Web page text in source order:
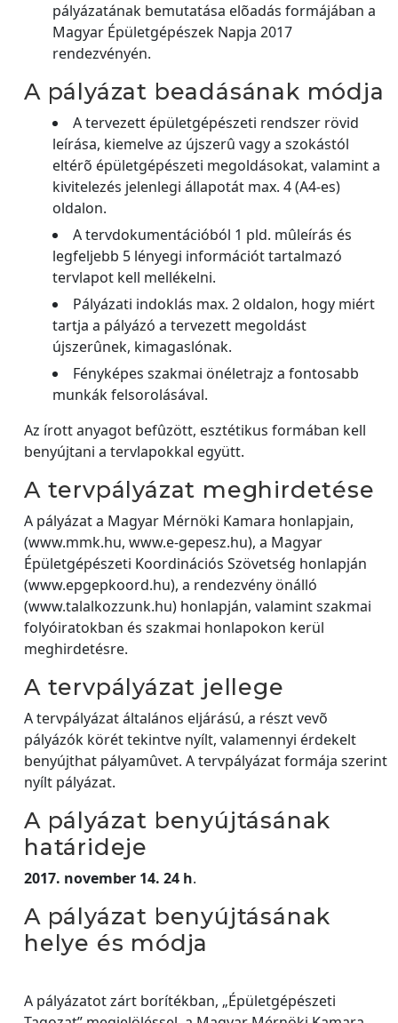
pályázatának bemutatása elõadás formájában a
Magyar Épületgépészek Napja 2017
rendezvényén.
A pályázat beadásának módja
A tervezett épületgépészeti rendszer rövid
leírása, kiemelve az újszerû vagy a szokástól
eltérõ épületgépészeti megoldásokat, valamint a
kivitelezés jelenlegi állapotát max. 4 (A4-es)
oldalon.
A tervdokumentációból 1 pld. mûleírás és
legfeljebb 5 lényegi információt tartalmazó
tervlapot kell mellékelni.
Pályázati indoklás max. 2 oldalon, hogy miért
tartja a pályázó a tervezett megoldást
újszerûnek, kimagaslónak.
Fényképes szakmai önéletrajz a fontosabb
munkák felsorolásával.
Az írott anyagot befûzött, esztétikus formában kell
benyújtani a tervlapokkal együtt.
A tervpályázat meghirdetése
A pályázat a Magyar Mérnöki Kamara honlapjain,
(www.mmk.hu, www.e-gepesz.hu), a Magyar
Épületgépészeti Koordinációs Szövetség honlapján
(www.epgepkoord.hu), a rendezvény önálló
(www.talalkozzunk.hu) honlapján, valamint szakmai
folyóiratokban és szakmai honlapokon kerül
meghirdetésre.
A tervpályázat jellege
A tervpályázat általános eljárású, a részt vevõ
pályázók körét tekintve nyílt, valamennyi érdekelt
benyújthat pályamûvet. A tervpályázat formája szerint
nyílt pályázat.
A pályázat benyújtásának
határideje
2017. november 14. 24 h.
A pályázat benyújtásának
helye és módja
A pályázatot zárt borítékban, „Épületgépészeti